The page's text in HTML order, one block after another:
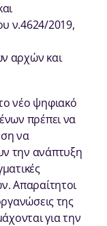
ν.4624/2019,
αρχών και
νέο ψηφιακό
πρέπει να
να
την ανάπτυξη
Απαραίτητοι
της
για την